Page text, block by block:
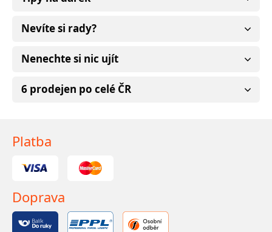
Nevíte si rady?
Nenechte si nic ujít
6 prodejen po celé ČR
Platba
Doprava